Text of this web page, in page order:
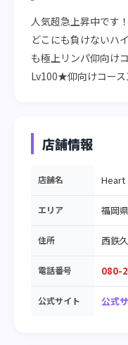
人気超急上昇中です
どこにも負けないハ
も極上リンパ仰向け
Lv100★仰向けコース
店舗情報
店舗名 Heart
エリア 福岡県
住所 西鉄
電話番号 080-
公式サイト 公式